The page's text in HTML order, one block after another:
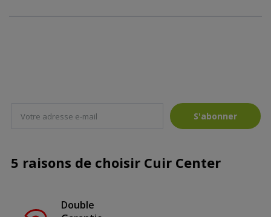
S'abonner
5 raisons de choisir Cuir Center
Double